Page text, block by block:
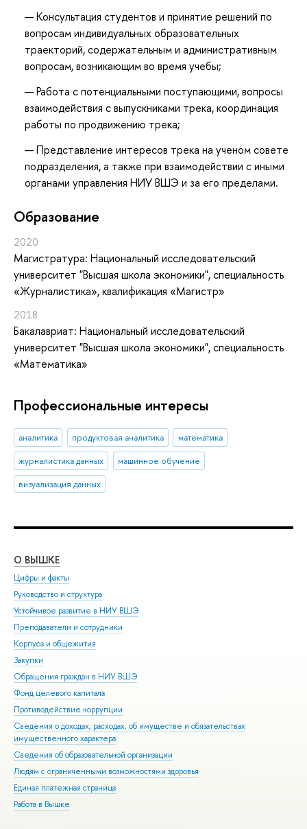
Консультация студентов и принятие решений по
вопросам индивидуальных образовательных
траекторий, содержательным и административным
вопросам, возникающим во время учебы;
Работа с потенциальными поступающими, вопросы
взаимодействия с выпускниками трека, координация
работы по продвижению трека;
Представление интересов трека на ученом совете
подразделения, а также при взаимодействии с иными
органами управления НИУ ВШЭ и за его пределами.
Oбразование
2020
Магистратура: Национальный исследовательский
университет "Высшая школа экономики", специальность
«Журналистика», квалификация «Магистр»
2018
Бакалавриат: Национальный исследовательский
университет "Высшая школа экономики", специальность
«Математика»
Профессиональные интересы
аналитика продуктовая аналитика
математика
журналистика данных
машинное обучение
визуализация данных
О ВЫШКЕ
Цифры и факты
Руководство и структура
Устойчивое развитие в НИУ ВШЭ
Преподаватели и сотрудники
Корпуса и общежития
Закупки
Обращения граждан в НИУ ВШЭ
Фонд целевого капитала
Противодействие коррупции
Сведения о доходах, расходах, об имуществе и обязательствах
имущественного характера
Сведения об образовательной организации
Людям с ограниченными возможностями здоровья
Единая платежная страница
Работа в Вышке